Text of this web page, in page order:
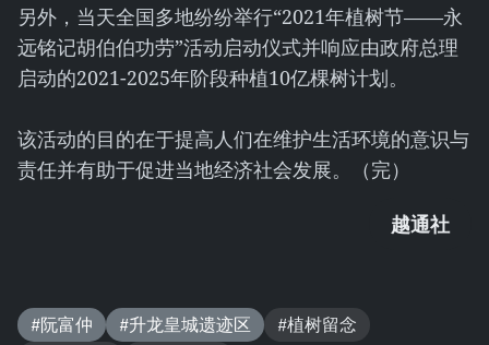
另外，当天全国多地纷纷举行“2021年植树节——永
远铭记胡伯伯功劳”活动启动仪式并响应由政府总理
启动的2021-2025年阶段种植10亿棵树计划。
该活动的目的在于提高人们在维护生活环境的意识与
责任并有助于促进当地经济社会发展。（完）
越通社
#阮富仲 #升龙皇城遗迹区
#植树留念